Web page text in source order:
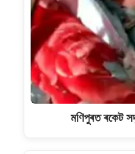
মণিপুৰত ৰকেট